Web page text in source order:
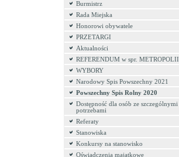
Burmistrz
Rada Miejska
Honorowi obywatele
PRZETARGI
Aktualności
REFERENDUM w spr. METROPOLII
WYBORY
Narodowy Spis Powszechny 2021
Powszechny Spis Rolny 2020
Dostępność dla osób ze szczególnymi
potrzebami
Referaty
Stanowiska
Konkursy na stanowisko
Oświadczenia majątkowe